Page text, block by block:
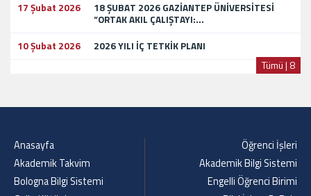
17 Şubat 2026
18 ŞUBAT 2026 GAZİANTEP ÜNİVERSİTESİ
“ORTAK AKIL ÇALIŞTAYI:...
10 Şubat 2026
2026 YILI İÇ TETKİK PLANI
Tümü | 8
Anasayfa
Akademik Takvim
Bologna Bilgi Sistemi
Öğrenci İşleri
Akademik Bilgi Sistemi
Engelli Öğrenci Birimi